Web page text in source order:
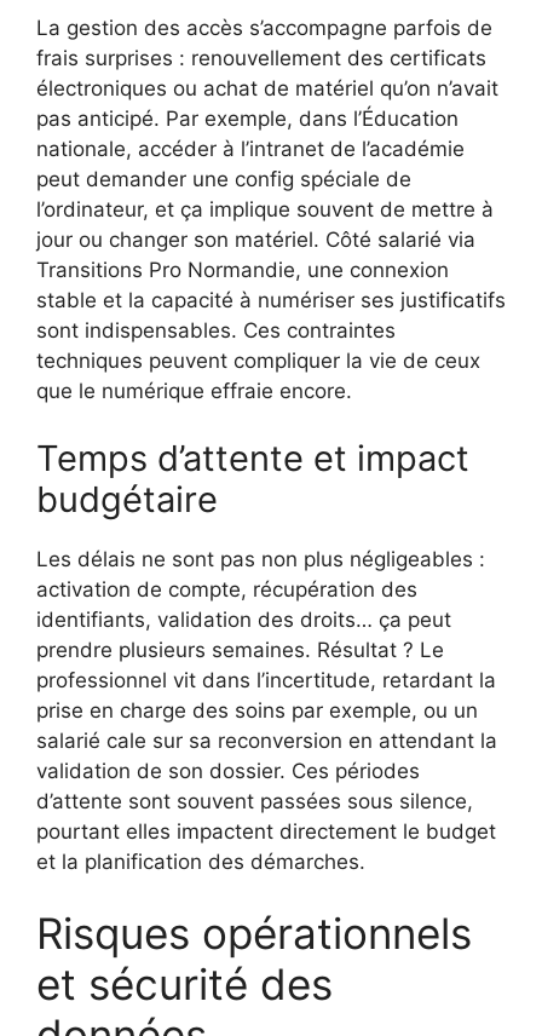
La gestion des accès s’accompagne parfois de
frais surprises : renouvellement des certificats
électroniques ou achat de matériel qu’on n’avait
pas anticipé. Par exemple, dans l’Éducation
nationale, accéder à l’intranet de l’académie
peut demander une config spéciale de
l’ordinateur, et ça implique souvent de mettre à
jour ou changer son matériel. Côté salarié via
Transitions Pro Normandie, une connexion
stable et la capacité à numériser ses justificatifs
sont indispensables. Ces contraintes
techniques peuvent compliquer la vie de ceux
que le numérique effraie encore.
Temps d’attente et impact
budgétaire
Les délais ne sont pas non plus négligeables :
activation de compte, récupération des
identifiants, validation des droits… ça peut
prendre plusieurs semaines. Résultat ? Le
professionnel vit dans l’incertitude, retardant la
prise en charge des soins par exemple, ou un
salarié cale sur sa reconversion en attendant la
validation de son dossier. Ces périodes
d’attente sont souvent passées sous silence,
pourtant elles impactent directement le budget
et la planification des démarches.
Risques opérationnels
et sécurité des